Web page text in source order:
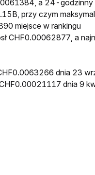
a 24-godzinny
przy czym
miejsce w rankingu
CHF0.00062877, a
dnia 23
dnia 9